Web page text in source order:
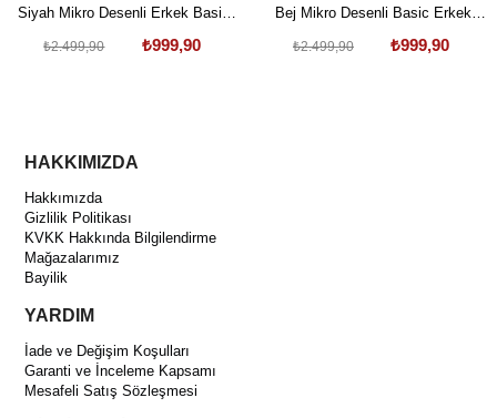
Siyah Mikro Desenli Erkek Basic
₺999,90
₺2.499,90
Bej Mikro Desenli Basic Erkek
₺999,90
₺2.499,90
HAKKIMIZDA
Hakkımızda
Gizlilik Politikası
KVKK Hakkında Bilgilendirme
Mağazalarımız
Bayilik
YARDIM
İade ve Değişim Koşulları
Garanti ve İnceleme Kapsamı
Mesafeli Satış Sözleşmesi